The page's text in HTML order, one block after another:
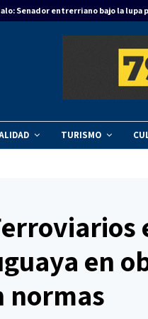
declara de interés el Año
TURISMO
en
normas